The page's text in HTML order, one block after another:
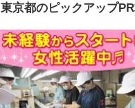
東京都のピックアップ